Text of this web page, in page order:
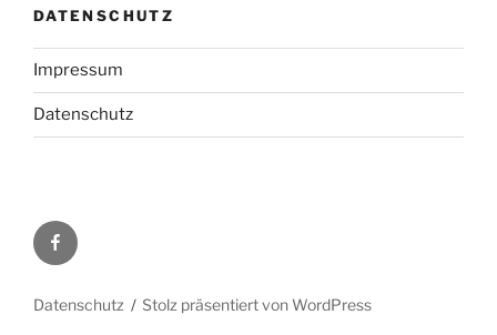
DATENSCHUTZ
Impressum
Datenschutz
Facebook
Datenschutz Stolz präsentiert von WordPress